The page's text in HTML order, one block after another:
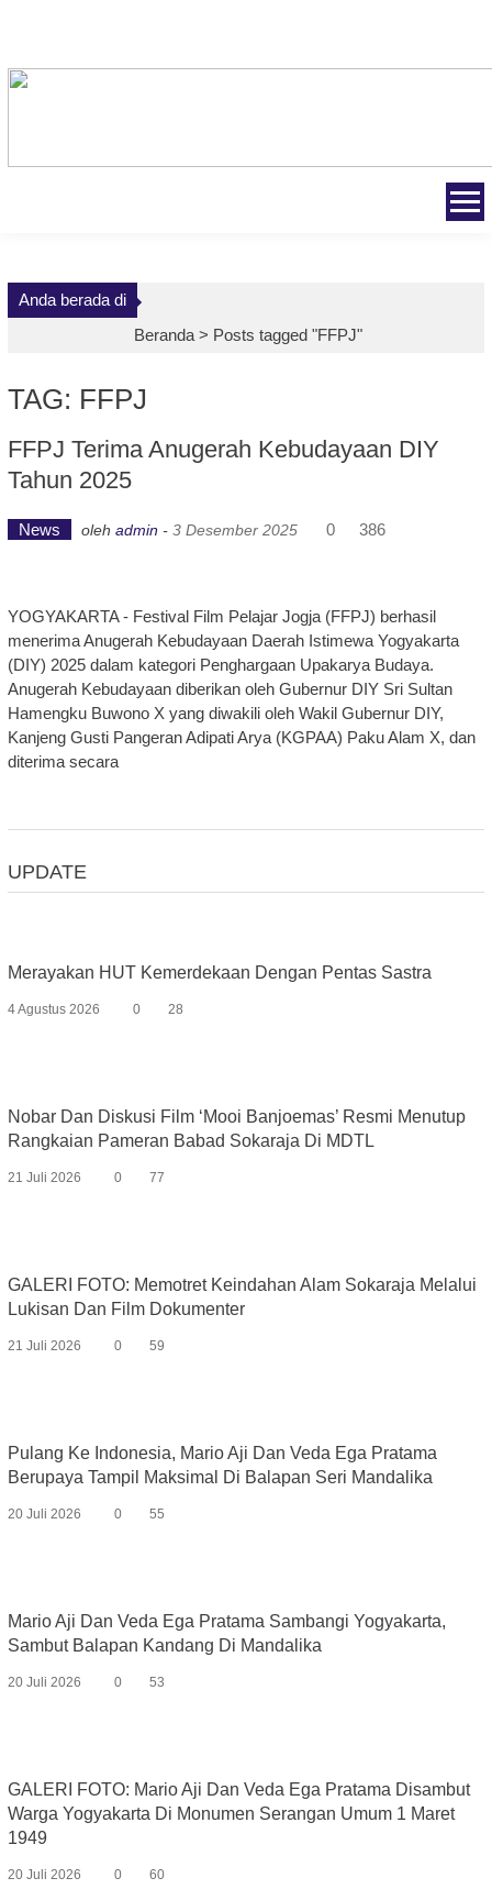
Anda berada di
Beranda > Posts tagged "FFPJ"
TAG: FFPJ
FFPJ Terima Anugerah Kebudayaan DIY
Tahun 2025
News oleh admin - 3 Desember 2025 0 386
YOGYAKARTA - Festival Film Pelajar Jogja (FFPJ) berhasil
menerima Anugerah Kebudayaan Daerah Istimewa Yogyakarta
(DIY) 2025 dalam kategori Penghargaan Upakarya Budaya.
Anugerah Kebudayaan diberikan oleh Gubernur DIY Sri Sultan
Hamengku Buwono X yang diwakili oleh Wakil Gubernur DIY,
Kanjeng Gusti Pangeran Adipati Arya (KGPAA) Paku Alam X, dan
diterima secara
UPDATE
Merayakan HUT Kemerdekaan Dengan Pentas Sastra
4 Agustus 2026 0 28
Nobar Dan Diskusi Film ‘Mooi Banjoemas’ Resmi Menutup
Rangkaian Pameran Babad Sokaraja Di MDTL
21 Juli 2026 0 77
GALERI FOTO: Memotret Keindahan Alam Sokaraja Melalui
Lukisan Dan Film Dokumenter
21 Juli 2026 0 59
Pulang Ke Indonesia, Mario Aji Dan Veda Ega Pratama
Berupaya Tampil Maksimal Di Balapan Seri Mandalika
20 Juli 2026 0 55
Mario Aji Dan Veda Ega Pratama Sambangi Yogyakarta,
Sambut Balapan Kandang Di Mandalika
20 Juli 2026 0 53
GALERI FOTO: Mario Aji Dan Veda Ega Pratama Disambut
Warga Yogyakarta Di Monumen Serangan Umum 1 Maret
1949
20 Juli 2026 0 60